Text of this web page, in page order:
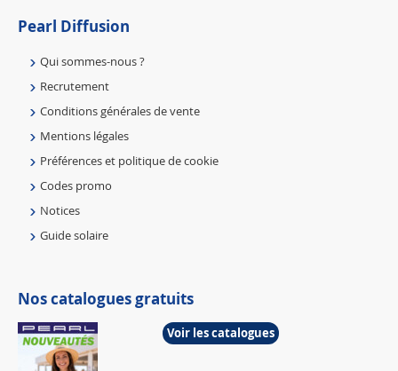
Pearl Diffusion
Qui sommes-nous ?
Recrutement
Conditions générales de vente
Mentions légales
Préférences et politique de cookie
Codes promo
Notices
Guide solaire
Nos catalogues gratuits
Voir les catalogues